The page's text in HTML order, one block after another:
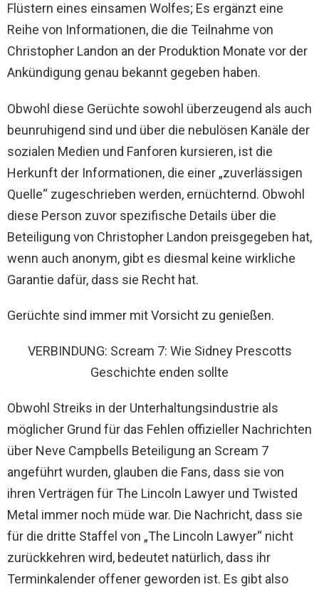
Flüstern eines einsamen Wolfes; Es ergänzt eine
Reihe von Informationen, die die Teilnahme von
Christopher Landon an der Produktion Monate vor der
Ankündigung genau bekannt gegeben haben.
Obwohl diese Gerüchte sowohl überzeugend als auch
beunruhigend sind und über die nebulösen Kanäle der
sozialen Medien und Fanforen kursieren, ist die
Herkunft der Informationen, die einer „zuverlässigen
Quelle“ zugeschrieben werden, ernüchternd. Obwohl
diese Person zuvor spezifische Details über die
Beteiligung von Christopher Landon preisgegeben hat,
wenn auch anonym, gibt es diesmal keine wirkliche
Garantie dafür, dass sie Recht hat.
Gerüchte sind immer mit Vorsicht zu genießen.
VERBINDUNG: Scream 7: Wie Sidney Prescotts
Geschichte enden sollte
Obwohl Streiks in der Unterhaltungsindustrie als
möglicher Grund für das Fehlen offizieller Nachrichten
über Neve Campbells Beteiligung an Scream 7
angeführt wurden, glauben die Fans, dass sie von
ihren Verträgen für The Lincoln Lawyer und Twisted
Metal immer noch müde war. Die Nachricht, dass sie
für die dritte Staffel von „The Lincoln Lawyer“ nicht
zurückkehren wird, bedeutet natürlich, dass ihr
Terminkalender offener geworden ist. Es gibt also